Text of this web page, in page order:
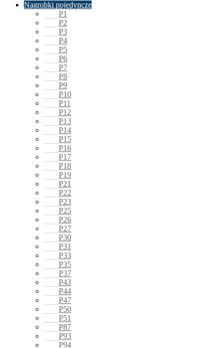
Nagrobki pojedyncze
P1
P2
P3
P4
P5
P6
P7
P8
P9
P10
P11
P12
P13
P14
P15
P16
P17
P18
P19
P21
P22
P23
P25
P26
P27
P30
P31
P33
P35
P37
P43
P44
P47
P50
P51
P87
P93
P94